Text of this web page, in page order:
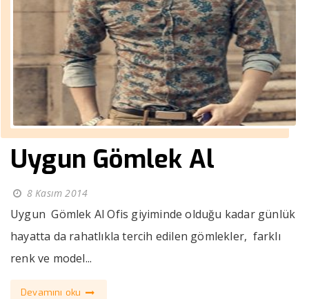
Uygun Gömlek Al
8 Kasım 2014
Uygun Gömlek Al Ofis giyiminde olduğu kadar günlük
hayatta da rahatlıkla tercih edilen gömlekler, farklı
renk ve model...
Devamını oku